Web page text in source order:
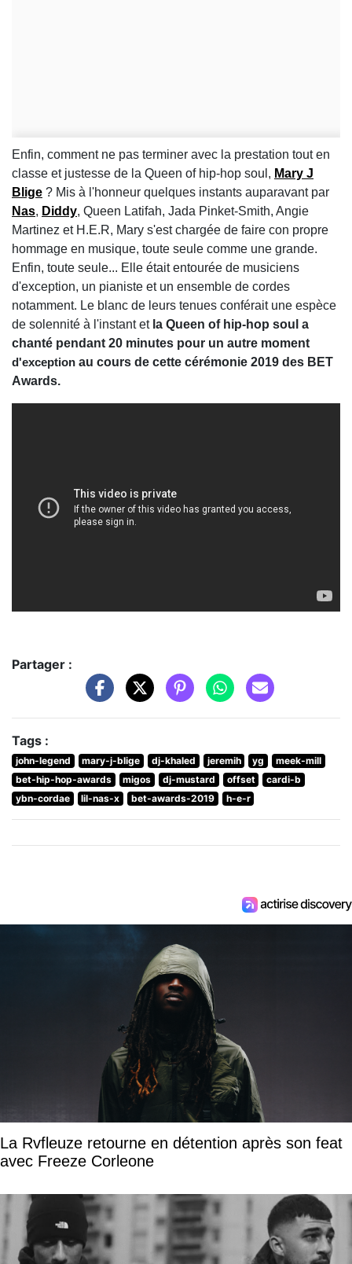
Enfin, comment ne pas terminer avec la prestation tout en
classe et justesse de la Queen of hip-hop soul, Mary J
Blige ? Mis à l'honneur quelques instants auparavant par
Nas, Diddy, Queen Latifah, Jada Pinket-Smith, Angie
Martinez et H.E.R, Mary s'est chargée de faire con propre
hommage en musique, toute seule comme une grande.
Enfin, toute seule... Elle était entourée de musiciens
d'exception, un pianiste et un ensemble de cordes
notamment. Le blanc de leurs tenues conférait une espèce
de solennité à l'instant et la Queen of hip-hop soul a
chanté pendant 20 minutes pour un autre moment
d'exception au cours de cette cérémonie 2019 des BET
Awards.
Partager :
Tags :
john-legend mary-j-blige dj-khaled jeremih yg
meek-mill
bet-hip-hop-awards
migos dj-mustard offset
cardi-b
ybn-cordae
lil-nas-x bet-awards-2019 h-e-r
La Rvfleuze retourne en détention après son feat
avec Freeze Corleone